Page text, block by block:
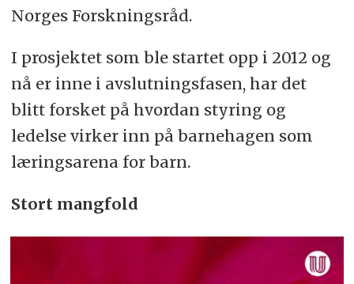
Norges Forskningsråd.
I prosjektet som ble startet opp i 2012 og
nå er inne i avslutningsfasen, har det
blitt forsket på hvordan styring og
ledelse virker inn på barnehagen som
læringsarena for barn.
Stort mangfold